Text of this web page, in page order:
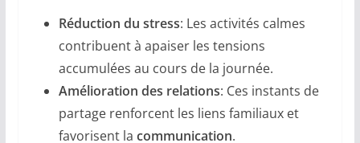
Réduction du stress: Les activités calmes
contribuent à apaiser les tensions
accumulées au cours de la journée.
Amélioration des relations: Ces instants de
partage renforcent les liens familiaux et
favorisent la communication.